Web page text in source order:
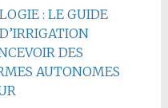
: LE GUIDE
DES
AUTONOMES